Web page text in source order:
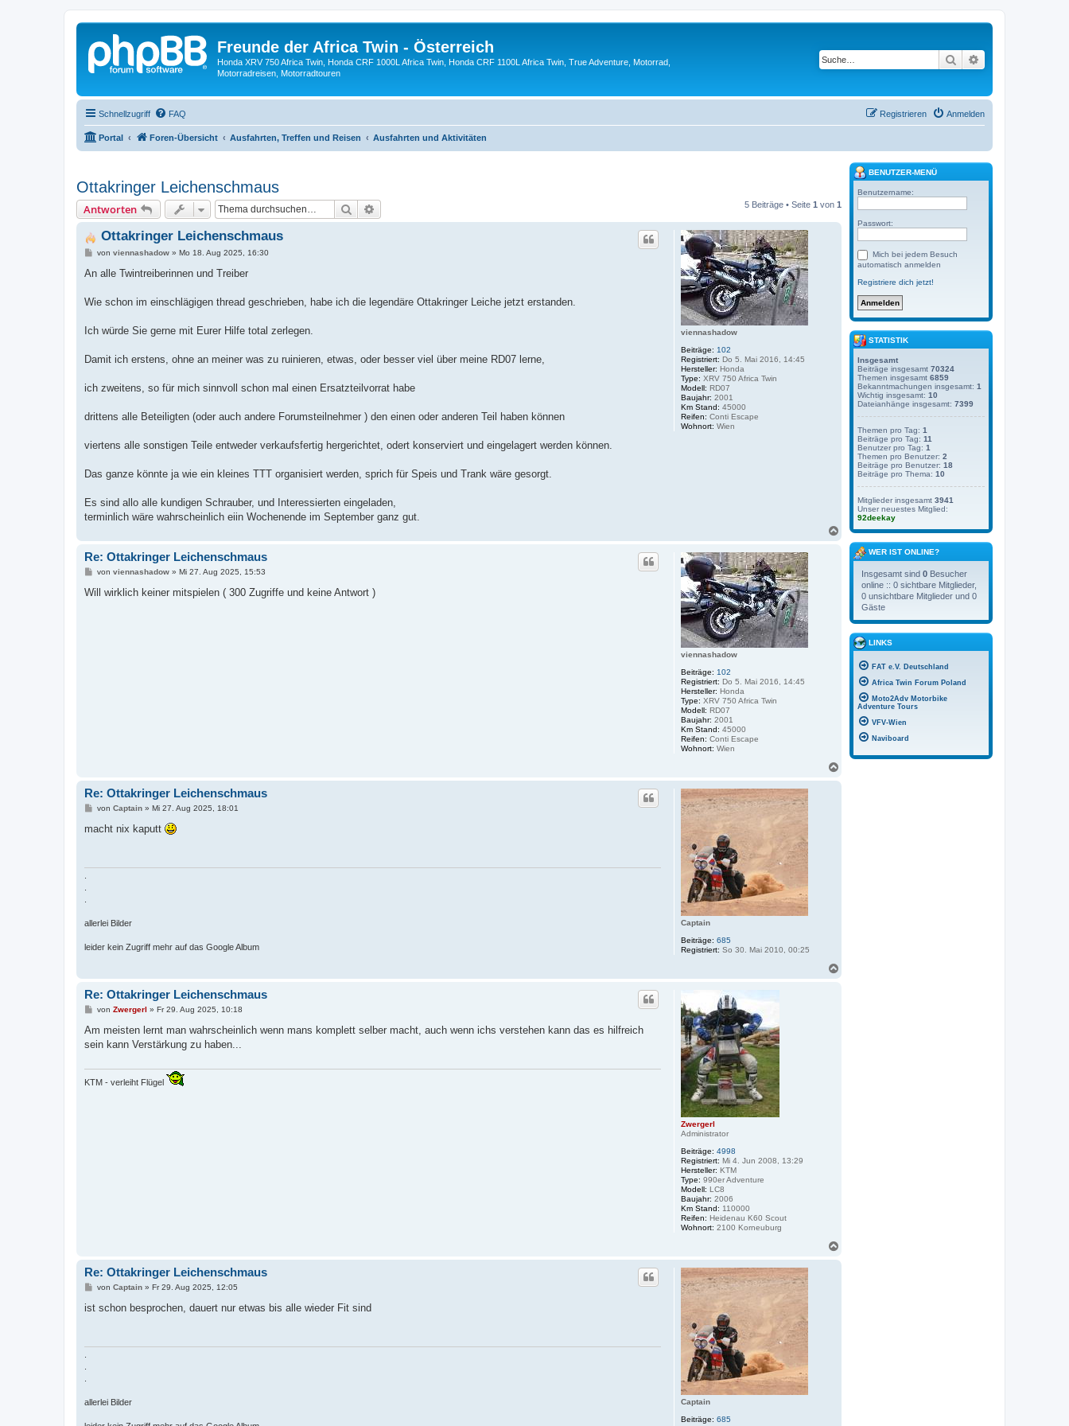
Freunde der Africa Twin - Österreich
Honda XRV 750 Africa Twin, Honda CRF 1000L Africa Twin, Honda CRF 1100L Africa Twin, True Adventure, Motorrad,
Motorradreisen, Motorradtouren
Suche
Schnellzugriff FAQ Anmelden
Registrieren
Portal Foren-Übersicht Ausfahrten, Treffen und Reisen Ausfahrten und Aktivitäten
Ottakringer Leichenschmaus
Antworten Suche 5 Beiträge • Seite 1 von 1
viennashadow
Beiträge: 102
Registriert: Do 5. Mai 2016, 14:45
Hersteller: Honda
Type: XRV 750 Africa Twin
Modell: RD07
Baujahr: 2001
Km Stand: 45000
Reifen: Conti Escape
Wohnort: Wien
Ottakringer Leichenschmaus
B
i
a
von viennashadow» Mo 18. Aug 2025, 16:30
An alle Twintreiberinnen und Treiber
Wie schon im einschlägigen thread geschrieben, habe ich die legendäre Ottakringer Leiche jetzt erstanden.
Ich würde Sie gerne mit Eurer Hilfe total zerlegen.
Damit ich erstens, ohne an meiner was zu ruinieren, etwas, oder besser viel über meine RD07 lerne,
ich zweitens, so für mich sinnvoll schon mal einen Ersatzteilvorrat habe
drittens alle Beteiligten (oder auch andere Forumsteilnehmer ) den einen oder anderen Teil haben können
viertens alle sonstigen Teile entweder verkaufsfertig hergerichtet, odert konserviert und eingelagert werden können.
Das ganze könnte ja wie ein kleines TTT organisiert werden, sprich für Speis und Trank wäre gesorgt.
Es sind allo alle kundigen Schrauber, und Interessierten eingeladen,
terminlich wäre wahrscheinlich eiin Wochenende im September ganz gut.
viennashadow
Beiträge: 102
Registriert: Do 5. Mai 2016, 14:45
Hersteller: Honda
Type: XRV 750 Africa Twin
Modell: RD07
Baujahr: 2001
Km Stand: 45000
Reifen: Conti Escape
Wohnort: Wien
Re: Ottakringer Leichenschmaus
B
i
von viennashadow» Mi 27. Aug 2025, 15:53
Will wirklich keiner mitspielen ( 300 Zugriffe und keine Antwort )
Captain
Beiträge: 685
Registriert: So 30. Mai 2010, 00:25
Re: Ottakringer Leichenschmaus
B
i
von Captain» Mi 27. Aug 2025, 18:01
macht nix kaputt
allerlei Bilder
leider kein Zugriff mehr auf das Google Album
Zwergerl
Administrator
Beiträge: 4998
Registriert: Mi 4. Jun 2008, 13:29
Hersteller: KTM
Type: 990er Adventure
Modell: LC8
Baujahr: 2006
Km Stand: 110000
Reifen: Heidenau K60 Scout
Wohnort: 2100 Korneuburg
Re: Ottakringer Leichenschmaus
B
i
r
von Zwergerl » Fr 29. Aug 2025, 10:18
Am meisten lernt man wahrscheinlich wenn mans komplett selber macht, auch wenn ichs verstehen kann das es hilfreich
sein kann Verstärkung zu haben...
KTM - verleiht Flügel
Captain
Beiträge: 685
Re: Ottakringer Leichenschmaus
B
i
von Captain» Fr 29. Aug 2025, 12:05
ist schon besprochen, dauert nur etwas bis alle wieder Fit sind
allerlei Bilder
BENUTZER-MENÜ
Benutzername:
Passwort:
Mich bei jedem Besuch
automatisch anmelden
Registriere dich jetzt!
STATISTIK
Insgesamt
Beiträge insgesamt 70324
Themen insgesamt 6859
Bekanntmachungen insgesamt: 1
Wichtig insgesamt: 10
Dateianhänge insgesamt: 7399
Themen pro Tag: 1
Beiträge pro Tag: 11
Benutzer pro Tag: 1
Themen pro Benutzer: 2
Beiträge pro Benutzer: 18
Beiträge pro Thema: 10
Mitglieder insgesamt 3941
Unser neuestes Mitglied:
92deekay
WER IST ONLINE?
Insgesamt sind 0 Besucher
online :: 0 sichtbare Mitglieder,
0 unsichtbare Mitglieder und 0
Gäste
LINKS
FAT e.V. Deutschland
Africa Twin Forum Poland
Moto2Adv Motorbike
Adventure Tours
VFV-Wien
Naviboard